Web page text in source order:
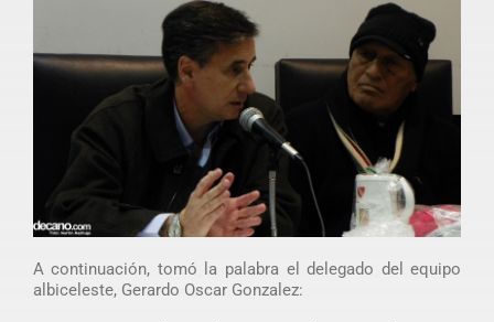
A continuación, tomó la palabra el delegado del equipo
albiceleste, Gerardo Oscar Gonzalez: